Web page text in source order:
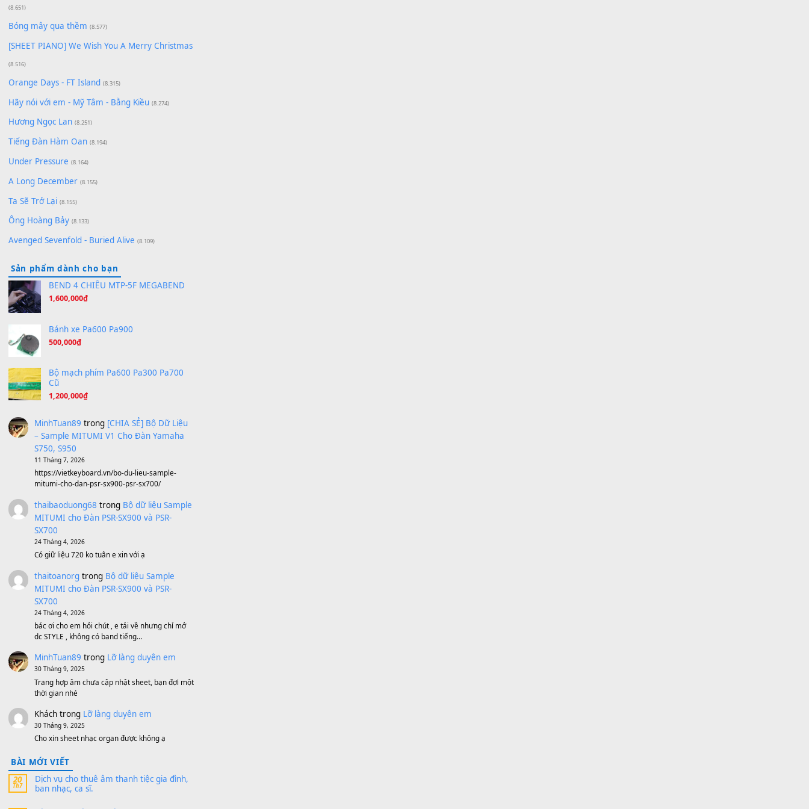
Có Em Đời Bỗng Vui
Cơn Mơ Băng Giá (9.103)
Chờ một tiếng yêu (8.991)
Lãng Quên Chiều Thu | Anh không muốn ra đi |
Qí shí bù xiǎng zǒu - 其实不想走
(8.929)
[SHEET] Ánh Trăng Nói Hộ Lòng Tôi - Mạnh Lệ
Quân | Intro + Pinyin
(8.651)
Bóng mây qua thềm
[SHEET PIANO] We Wish You A Merry Christmas
(8.516)
Orange Days - FT Island (8.315)
Hãy nói với em - Mỹ Tâm - Bằng Kiều
Hương Ngọc Lan (8.251)
Tiếng Đàn Hàm Oan
Under Pressure (8.164)
A Long December
Ta Sẽ Trở Lại (8.155)
Ông Hoàng Bảy (8.133)
Avenged Sevenfold - Buried Alive (8.109)
Sản phẩm dành cho bạn
BEND 4 CHIỀU MTP-5F MEGABEND
1,600,000₫
Bánh xe Pa600 Pa900
500,000
Cũ
1,200,000₫
MinhTuan89trong
[CHIA SẺ] Bộ Dữ Liệu
– Sample MITUMI V1 Cho Đàn Yamaha
11 Tháng 7, 2026
https://vietkeyboard.vn/bo-du-lieu-sample-
mitumi-cho-dan-psr-sx900-psr-sx700/
thaibaoduong68trong Bộ dữ liệu Sample
MITUMI cho Đàn PSR-SX900 và PSR-
SX700
Có giữ liệu 720 ko tuân e xin với ạ
thaitoanorgtrong